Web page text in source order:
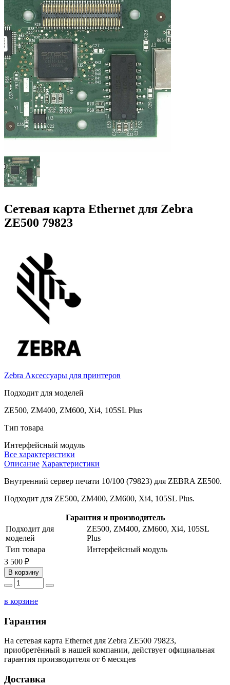
Сетевая карта Ethernet для Zebra
ZE500 79823
Zebra Аксессуары для принтеров
Подходит для моделей
ZE500, ZM400, ZM600, Xi4, 105SL Plus
Тип товара
Интерфейсный модуль
Все характеристики
Описание Характеристики
Внутренний сервер печати 10/100 (79823) для ZEBRA ZE500.
Подходит для ZE500, ZM400, ZM600, Xi4, 105SL Plus.
Гарантия и производитель
Подходит для
моделей
ZE500, ZM400, ZM600, Xi4, 105SL
Plus
Тип товара
Интерфейсный модуль
3 500 ₽
В корзину
в корзине
Гарантия
На сетевая карта Ethernet для Zebra ZE500 79823,
приобретённый в нашей компании, действует официальная
гарантия производителя от 6 месяцев
Доставка